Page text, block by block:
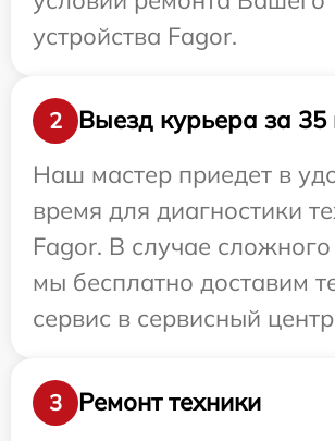
устройства Fagor.
2
Выезд курьера за 35
Наш мастер приедет в
время для диагностики
Fagor. В случае
мы бесплатно доставим
сервис в сервисный
3
Ремонт техники